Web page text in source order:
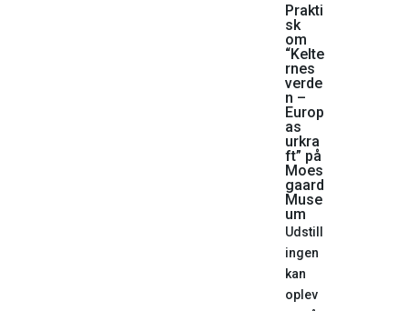
Prakti
sk
om
“Kelte
rnes
verde
n –
Europ
as
urkra
ft” på
Moes
gaard
Muse
um
Udstill
ingen
kan
oplev